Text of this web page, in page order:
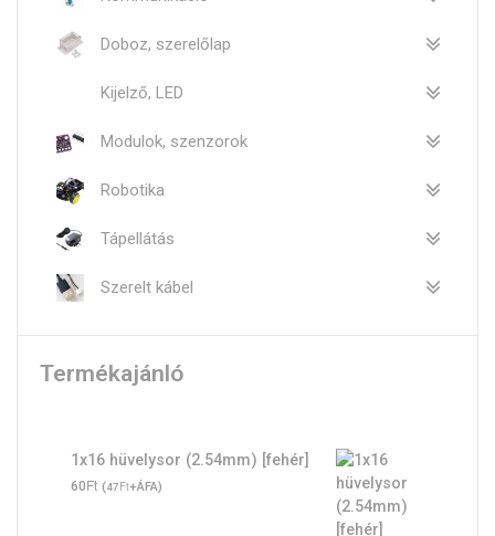
Doboz, szerelőlap
Kijelző, LED
Modulok, szenzorok
Robotika
Tápellátás
Szerelt kábel
Termékajánló
1x16 hüvelysor (2.54mm) [fehér]
60Ft (47Ft+ÁFA)